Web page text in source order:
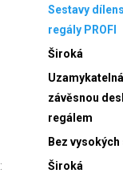
Sestavy
regály PROFI
Široká
závěsnou
regálem
Bez
:
Široká